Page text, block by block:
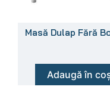
Masă Dulap Fără
Adaugă în